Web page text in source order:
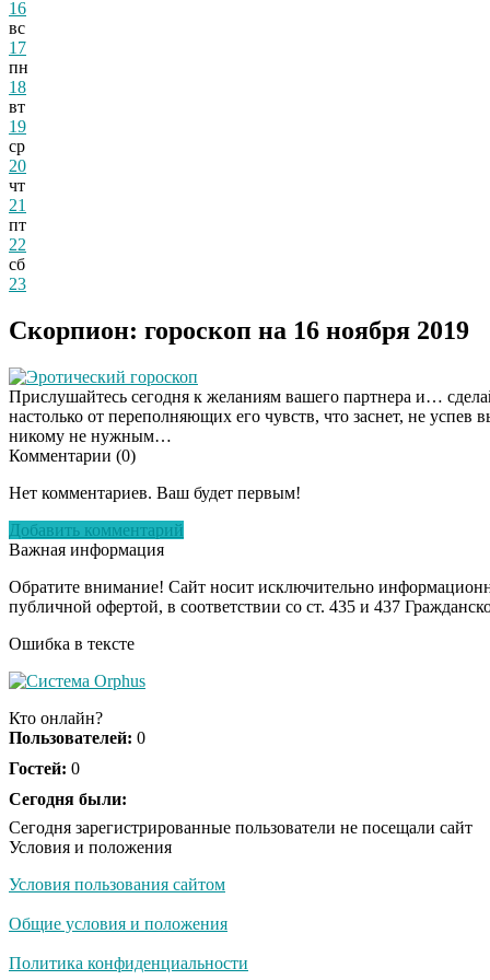
16
вс
17
пн
18
вт
19
ср
20
чт
21
пт
22
сб
23
Скорпион: гороскоп на 16 ноября 2019
Эротический гороскоп
Прислушайтесь сегодня к желаниям вашего партнера и…
настолько от переполняющих его чувств, что заснет, не успев
никому не нужным…
Комментарии (0)
Нет комментариев. Ваш будет первым!
Добавить комментарий
Важная информация
Обратите внимание! Сайт носит исключительно
публичной офертой, в соответствии со ст. 435 и 437
Ошибка в тексте
Кто онлайн?
Пользователей: 0
Гостей: 0
Сегодня были:
Сегодня зарегистрированные пользователи не посещали сайт
Условия и положения
Условия пользования сайтом
Общие условия и положения
Политика конфиденциальности